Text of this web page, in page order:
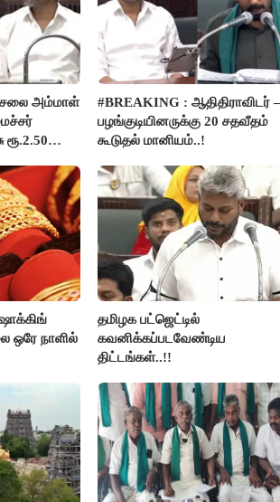
அம்மாள்
ரூ.2.50
#BREAKING : ஆதிதிராவிடர் –
பழங்குடியினருக்கு 20 சதவீதம்
கூடுதல் மானியம்..!
ஒரே நாளில்
தமிழக பட்ஜெட்டில்
கவனிக்கப்படவேண்டிய
திட்டங்கள்..!!